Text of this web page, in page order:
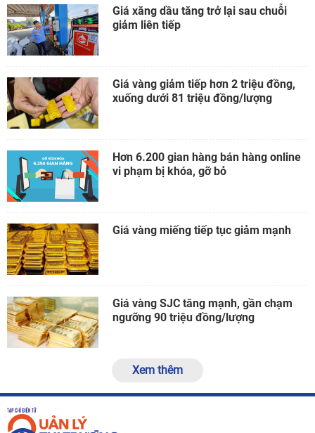
Giá xăng dầu tăng trở lại sau chuỗi
giảm liên tiếp
Giá vàng giảm tiếp hơn 2 triệu đồng,
xuống dưới 81 triệu đồng/lượng
Hơn 6.200 gian hàng bán hàng online
vi phạm bị khóa, gỡ bỏ
Giá vàng miếng tiếp tục giảm mạnh
Giá vàng SJC tăng mạnh, gần chạm
ngưỡng 90 triệu đồng/lượng
Xem thêm